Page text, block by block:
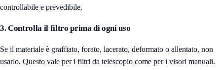
controllabile e prevedibile.
3. Controlla il filtro prima di ogni uso
Se il materiale è graffiato, forato, lacerato, deformato o allentato, non
usarlo. Questo vale per i filtri da telescopio come per i visori manuali.